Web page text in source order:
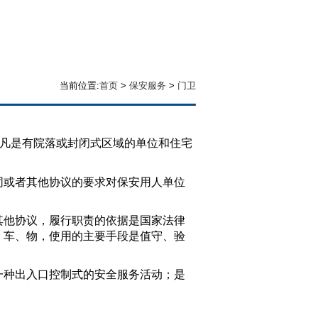
当前位置:首页 > 保安服务 > 门卫
是有院落或封闭式区域的单位和住宅
者其他协议的要求对保安用人单位
协议，履行职责的依据是国家法律
、物，使用的主要手段是值守、验
出入口控制式的安全服务活动；是